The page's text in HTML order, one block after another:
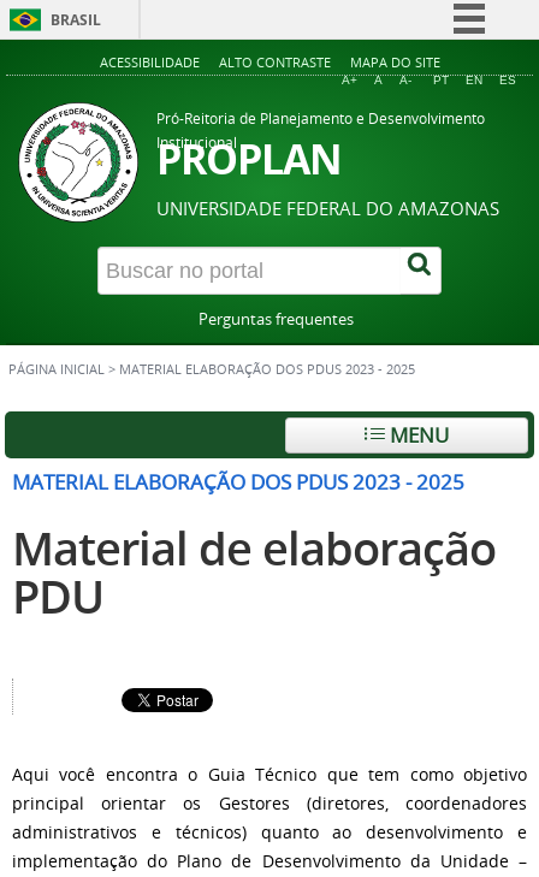
BRASIL
Simplifique!
Acesso à informação
Legislação
Canais
ACESSIBILIDADE ALTO CONTRASTE MAPA DO SITE
A+ A A- PT EN ES
Pró-Reitoria de Planejamento e Desenvolvimento
Institucional
PROPLAN
UNIVERSIDADE FEDERAL DO AMAZONAS
Perguntas frequentes
PÁGINA INICIAL > MATERIAL ELABORAÇÃO DOS PDUS 2023 - 2025
MENU
MATERIAL ELABORAÇÃO DOS PDUS 2023 - 2025
Material de elaboração
PDU
Aqui você encontra o Guia Técnico que tem como objetivo
principal orientar os Gestores (diretores, coordenadores
administrativos e técnicos) quanto ao desenvolvimento e
implementação do Plano de Desenvolvimento da Unidade –